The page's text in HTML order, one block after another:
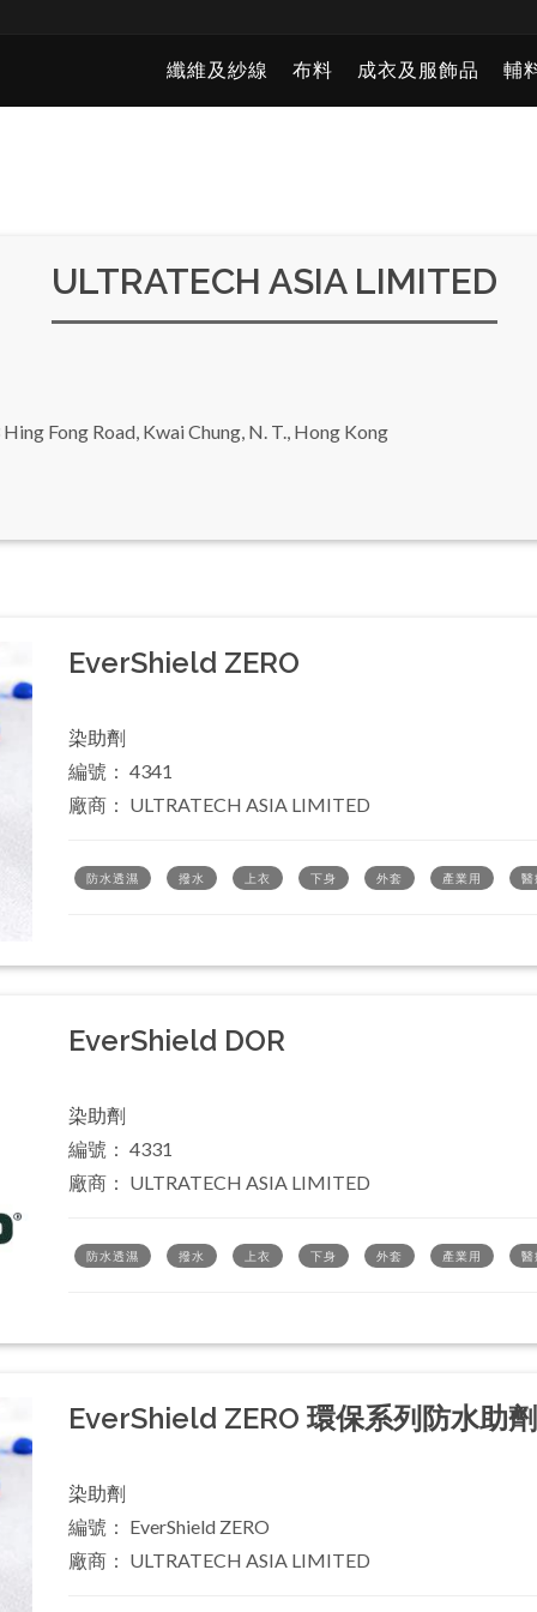
纖維及紗線 布料 成衣及服飾品 輔
ULTRATECH ASIA LIMITED
Fong Road, Kwai Chung, N. T., Hong Kong
EverShield ZERO
染助劑
編號： 4341
廠商： ULTRATECH ASIA LIMITED
防水透濕 撥水 上衣 下身 外套 產業用
EverShield DOR
染助劑
編號： 4331
廠商： ULTRATECH ASIA LIMITED
防水透濕 撥水 上衣 下身 外套 產業用
EverShield ZERO 環保系列防水助劑
染助劑
編號： EverShield ZERO
廠商： ULTRATECH ASIA LIMITED